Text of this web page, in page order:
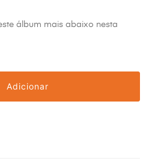
álbum mais abaixo nesta
Adicionar